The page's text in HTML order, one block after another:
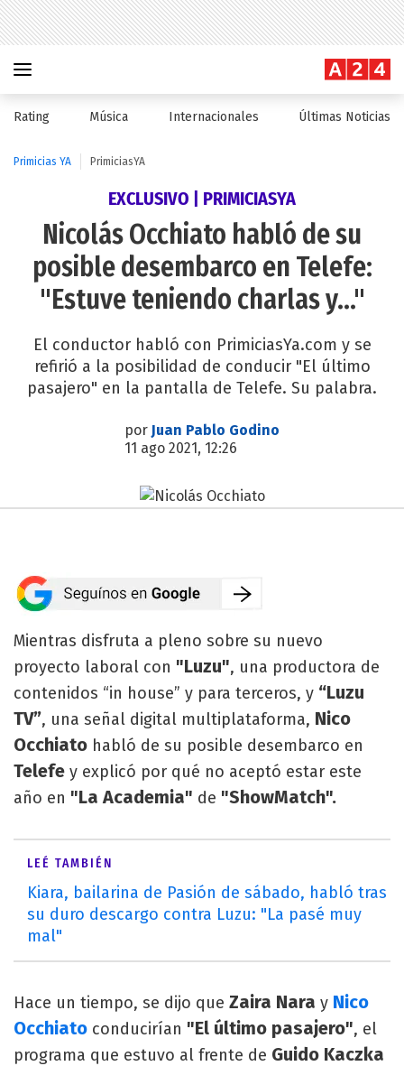
Rating Música Internacionales Últimas Noticias
Primicias YA PrimiciasYA
EXCLUSIVO | PRIMICIASYA
Nicolás Occhiato habló de su
posible desembarco en Telefe:
"Estuve teniendo charlas y..."
El conductor habló con PrimiciasYa.com y se
refirió a la posibilidad de conducir "El último
pasajero" en la pantalla de Telefe. Su palabra.
por Juan Pablo Godino
11 ago 2021, 12:26
Mientras disfruta a pleno sobre su nuevo
proyecto laboral con "Luzu", una productora de
contenidos “in house” y para terceros, y “Luzu
TV”, una señal digital multiplataforma, Nico
Occhiato habló de su posible desembarco en
Telefe y explicó por qué no aceptó estar este
año en "La Academia" de "ShowMatch".
LEÉ TAMBIÉN
Kiara, bailarina de Pasión de sábado, habló tras
su duro descargo contra Luzu: "La pasé muy
mal"
Hace un tiempo, se dijo que Zaira Nara y Nico
Occhiato conducirían "El último pasajero", el
programa que estuvo al frente de Guido Kaczka